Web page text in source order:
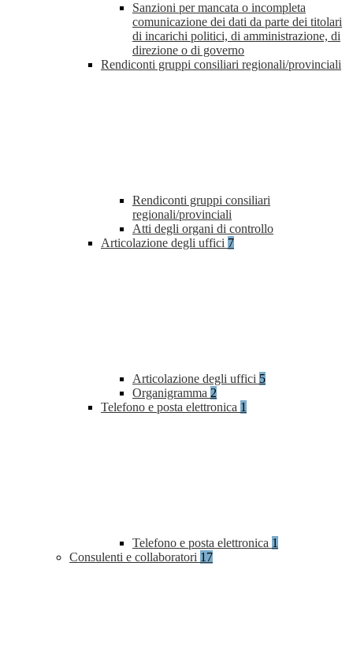
Sanzioni per mancata o incompleta
comunicazione dei dati da parte dei titolari
di incarichi politici, di amministrazione, di
direzione o di governo
Rendiconti gruppi consiliari regionali/provinciali
Rendiconti gruppi consiliari
regionali/provinciali
Atti degli organi di controllo
Articolazione degli uffici 7
Articolazione degli uffici 5
Organigramma 2
Telefono e posta elettronica 1
Telefono e posta elettronica 1
Consulenti e collaboratori 17